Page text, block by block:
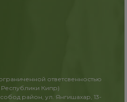
ответсвенностью
Республики Кипр)
район, ул. Янгишахар, 13-